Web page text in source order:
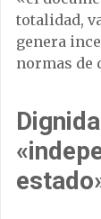
totalidad,
genera
normas de